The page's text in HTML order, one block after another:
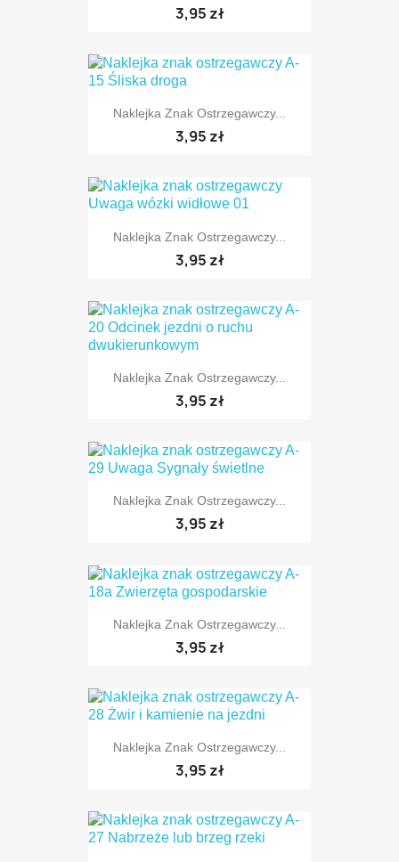
3,95 zł
TYLKO ONLINE
Naklejka Znak Ostrzegawczy...
3,95 zł
TYLKO ONLINE
Naklejka Znak Ostrzegawczy...
3,95 zł
TYLKO ONLINE
Naklejka Znak Ostrzegawczy...
3,95 zł
TYLKO ONLINE
Naklejka Znak Ostrzegawczy...
3,95 zł
TYLKO ONLINE
Naklejka Znak Ostrzegawczy...
3,95 zł
TYLKO ONLINE
Naklejka Znak Ostrzegawczy...
3,95 zł